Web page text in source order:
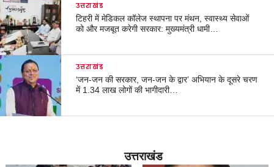
उत्तराखंड
टिहरी में मेडिकल कॉलेज स्थापना पर मंथन, स्वास्थ्य सेवाओं
को और मजबूत करेगी सरकार: मुख्यमंत्री धामी…
उत्तराखंड
‘जन-जन की सरकार, जन-जन के द्वार’ अभियान के दूसरे चरण
में 1.34 लाख लोगों की भागीदारी…
उत्तराखंड